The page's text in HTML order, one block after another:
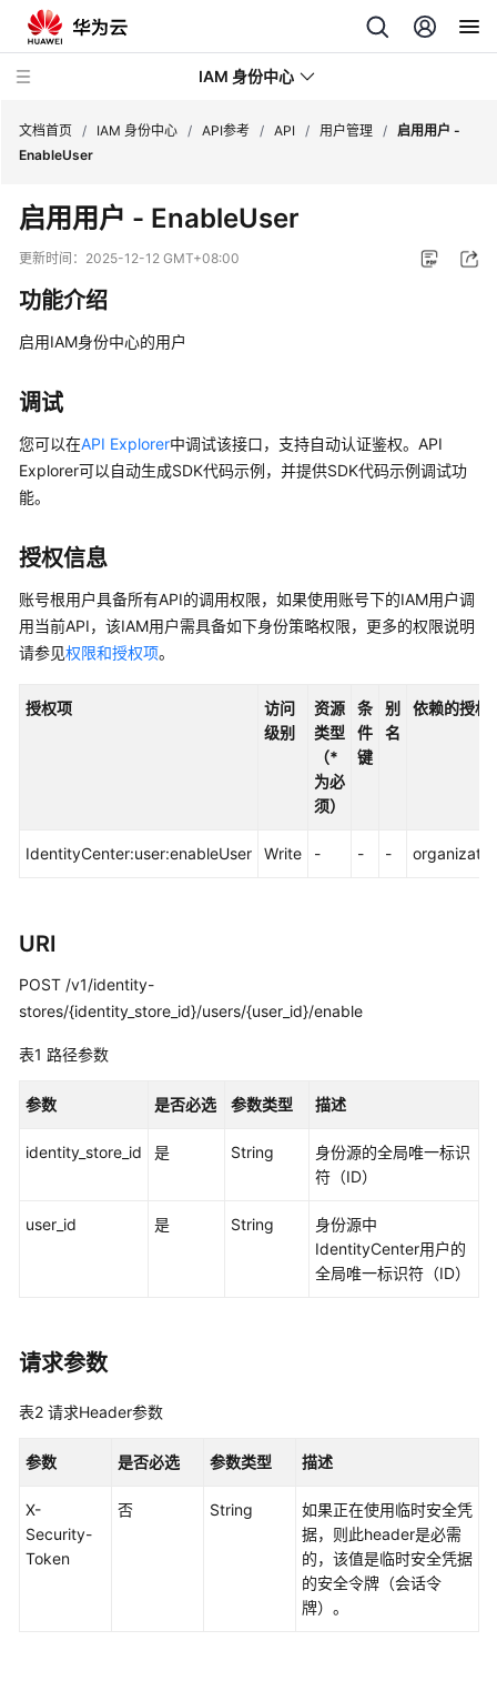
IAM 身份中心
新
动
品
绍
快
速
用
户
指
南
API
参
前
览
如
API
实
访
性
文档首页 / IAM 身份中心 / API参考 / API / 用户管理 / 启用用户 -
EnableUser
启用用户 - EnableUser
更新时间： 2025-12-12 GMT+08:00
功能介绍
启用IAM身份中心的用户
调试
您可以在API Explorer中调试该接口，支持自动认证鉴权。API
Explorer可以自动生成SDK代码示例，并提供SDK代码示例调试功
能。
授权信息
账号根用户具备所有API的调用权限，如果使用账号下的IAM用户调
用当前API，该IAM用户需具备如下身份策略权限，更多的权限说明
请参见权限和授权项。
授权项
访问
级别
资源
类型
（*
为必
须）
条
件
键
别
名
依赖的授权
IdentityCenter:user:enableUser Write - - -
URI
POST /v1/identity-
stores/{identity_store_id}/users/{user_id}/enable
表1 路径参数
参数 是否必选 参数类型 描述
identity_store_id 是 String
身份源的全局唯一标识
符（ID）
user_id 是 String
身份源中
IdentityCenter用户的
全局唯一标识符（ID）
请求参数
表2 请求Header参数
参数 是否必选 参数类型 描述
X-
Security-
Token
否 String
如果正在使用临时安全凭
据，则此header是必需
的，该值是临时安全凭据
的安全令牌（会话令
牌）。